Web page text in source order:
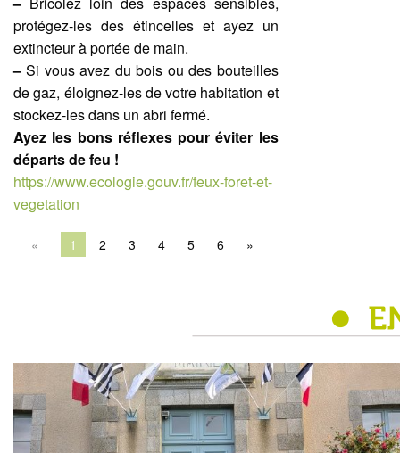
protégez-les des étincelles et ayez un
extincteur à portée de main.
– Si vous avez du bois ou des bouteilles
de gaz, éloignez-les de votre habitation et
stockez-les dans un abri fermé.
Ayez les bons réflexes pour éviter les
départs de feu !
https://www.ecologie.gouv.fr/feux-foret-et-
vegetation
« Vous êtes à la page
1 2 3 4 5 6 »